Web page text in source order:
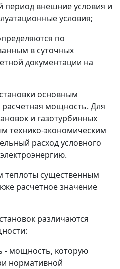
период внешние условия и
условия;
по
в суточных
документации на
основным
расчетная мощность. Для
и газотурбинных
технико-экономическим
расход условного
теплоты существенным
расчетное значение
различаются
- мощность, которую
нормативной